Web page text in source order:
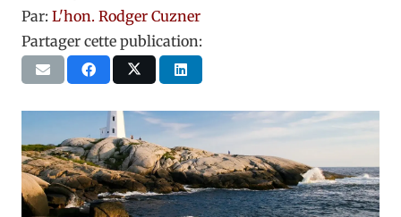
Par: L'hon. Rodger Cuzner
Partager cette publication: